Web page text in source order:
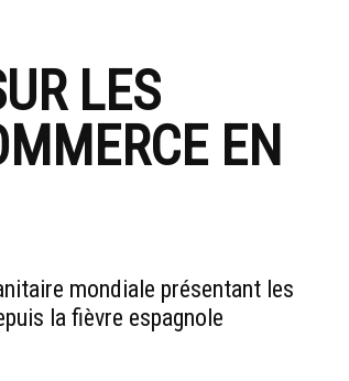
LES
EN
mondiale présentant les
la fièvre espagnole